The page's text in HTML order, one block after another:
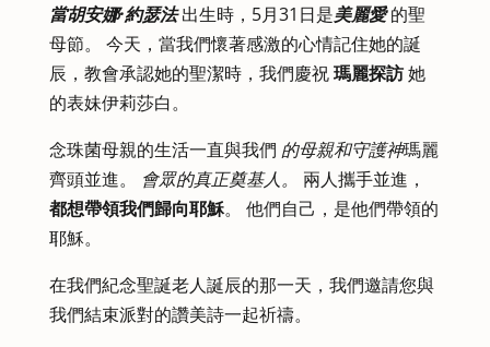
當胡安娜·約瑟法 出生時，5月31日是美麗愛 的聖
母節。 今天，當我們懷著感激的心情記住她的誕
辰，教會承認她的聖潔時，我們慶祝瑪麗探訪她
的表妹伊莉莎白。
念珠菌母親的生活一直與我們 的母親和守護神瑪麗
齊頭並進。
會眾的真正奠基人。
兩人攜手並進，
都想帶領我們歸向耶穌。 他們自己，是他們帶領的
耶穌。
在我們紀念聖誕老人誕辰的那一天，我們邀請您與
我們結束派對的讚美詩一起祈禱。